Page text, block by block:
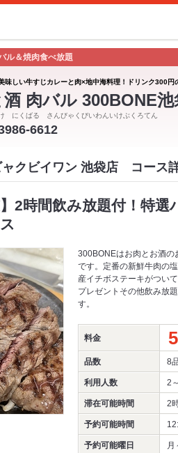
ル＆焼肉食べ放題
味しい牛すじカレーと肉×地中海料理！ドリンク300円
酒 肉バル 300BONE池
にくばる さんびゃくびいわんいけぶくろてん
6612
クビイワン 池袋店 コース
】2時間飲み放題付！特
300BONEはお肉とお酒の
です。定番の新鮮牛肉の
産イチボステーキがつい
プレゼントその他飲み放
す。
料金
品数 8
利用人数 2
滞在可能時間 2
予約可能時間
予約可能曜日 月